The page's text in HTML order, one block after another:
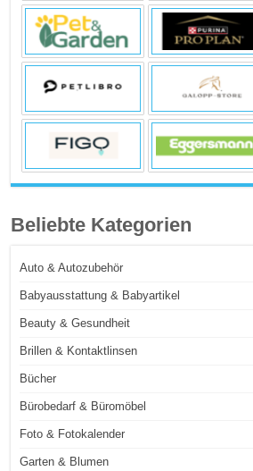
Beliebte Kategorien
Auto & Autozubehör
Babyausstattung & Babyartikel
Beauty & Gesundheit
Brillen & Kontaktlinsen
Bücher
Bürobedarf & Büromöbel
Foto & Fotokalender
Garten & Blumen